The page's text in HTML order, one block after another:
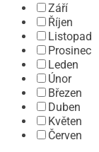
Září
Říjen
Listopad
Prosinec
Leden
Únor
Březen
Duben
Květen
Červen